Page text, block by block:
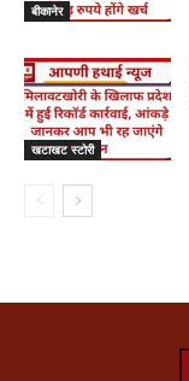
बीकानेर
खटाखट स्टोरी